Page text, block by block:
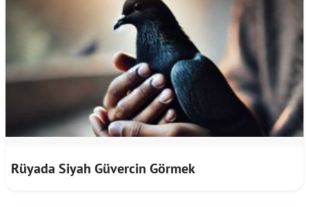
Rüyada Siyah Güvercin Görmek